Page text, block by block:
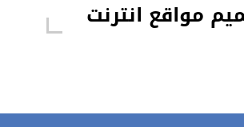
مواقع انترنت